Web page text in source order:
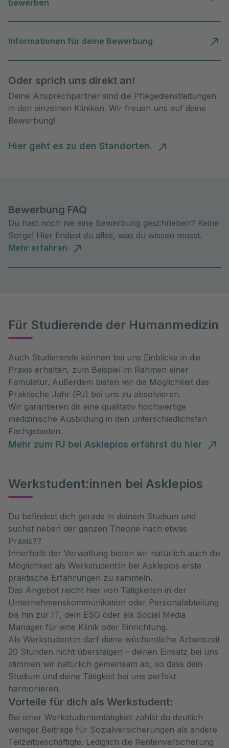
bewerben
Informationen für deine Bewerbung
Oder sprich uns direkt an!
Deine Ansprechpartner sind die Pflegedienstleitungen
in den einzelnen Kliniken. Wir freuen uns auf deine
Bewerbung!
Hier geht es zu den Standorten.
Bewerbung FAQ
Du hast noch nie eine Bewerbung geschrieben? Keine
Sorge! Hier findest du alles, was du wissen musst.
Mehr erfahren
Für Studierende der Humanmedizin
Auch Studierende können bei uns Einblicke in die
Praxis erhalten, zum Beispiel im Rahmen einer
Famulatur. Außerdem bieten wir die Möglichkeit das
Praktische Jahr (PJ) bei uns zu absolvieren.
Wir garantieren dir eine qualitativ hochwertige
medizinische Ausbildung in den unterschiedlichsten
Fachgebieten.
Mehr zum PJ bei Asklepios erfährst du hier
Werkstudent:innen bei Asklepios
Du befindest dich gerade in deinem Studium und
suchst neben der ganzen Theorie nach etwas
Praxis??
Innerhalb der Verwaltung bieten wir natürlich auch die
Möglichkeit als Werkstudent:in bei Asklepios erste
praktische Erfahrungen zu sammeln.
Das Angebot reicht hier von Tätigkeiten in der
Unternehmenskommunikation oder Personalabteilung
bis hin zur IT, dem ESG oder als Social Media
Manager für eine Klinik oder Einrichtung.
Als Werkstudent:in darf deine wöchentliche Arbeitszeit
20 Stunden nicht übersteigen – deinen Einsatz bei uns
stimmen wir natürlich gemeinsam ab, so dass dein
Studium und deine Tätigkeit bei uns perfekt
harmonieren.
Vorteile für dich als Werkstudent:
Bei einer Werkstudententätigkeit zahlst du deutlich
weniger Beiträge für Sozialversicherungen als andere
Teilzeitbeschäftigte. Lediglich die Rentenversicherung